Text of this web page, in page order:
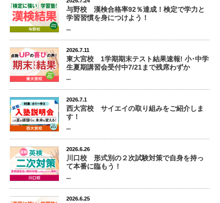
与野校 漢検合格率92％達成！検定で学力と
学習習慣を身につけよう！
...
2026.7.11
東大宮校 1学期期末テスト結果速報! 小･中学
生夏期講習会受付中7/21まで残席わずか
...
2026.7.1
西大宮校 サイエイの取り組みをご紹介しま
す！
...
2026.6.26
川口校 形式別の２次試験対策で自身を持っ
て本番に臨もう！
...
2026.6.25